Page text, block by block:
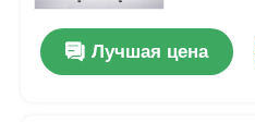
Лучшая цена